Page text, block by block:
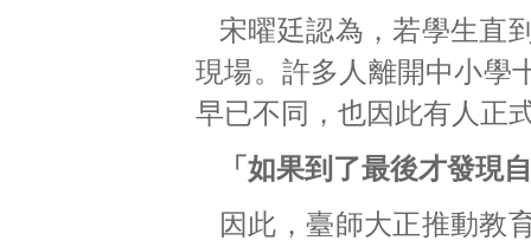
宋曜廷認為，若學生直
現場。許多人離開中小學
早已不同，也因此有人正
「如果到了最後才發現
因此，臺師大正推動教